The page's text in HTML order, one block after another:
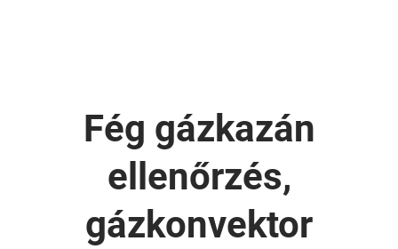
Fég gázkazán
ellenőrzés,
gázkonvektor